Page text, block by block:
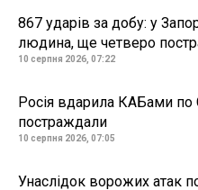
867 ударів за добу: у
людина, ще четверо
10 серпня 2026, 07:22
Росія вдарила КАБами
постраждали
10 серпня 2026, 07:05
Унаслідок ворожих атак